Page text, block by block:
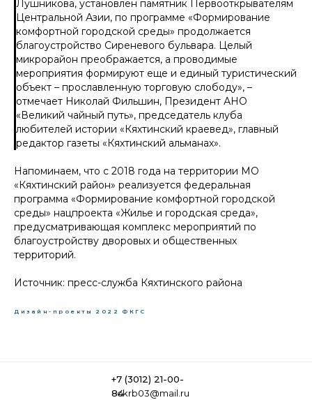
Лушникова, установлен памятник Первооткрывателям
Центральной Азии, по программе «Формирование
комфортной городской среды» продолжается
благоустройство Сиреневого бульвара. Целый
микрорайон преображается, а проводимые
мероприятия формируют еще и единый туристический
объект – прославленную торговую слободу», –
отмечает Николай Фильшин, Президент АНО
«Великий чайный путь», председатель клуба
любителей истории «Кяхтинский краевед», главный
редактор газеты «Кяхтинский альманах».
Напоминаем, что с 2018 года на территории МО
«Кяхтинский район» реализуется федеральная
программа «Формирование комфортной городской
среды» нацпроекта «Жилье и городская среда»,
предусматривающая комплекс мероприятий по
благоустройству дворовых и общественных
территорий.
Источник: пресс-служба Кяхтинского района
Дизайн-проекты 2022 ФКГС
+7 (3012) 21-00-
84ckrb03@mail.ru